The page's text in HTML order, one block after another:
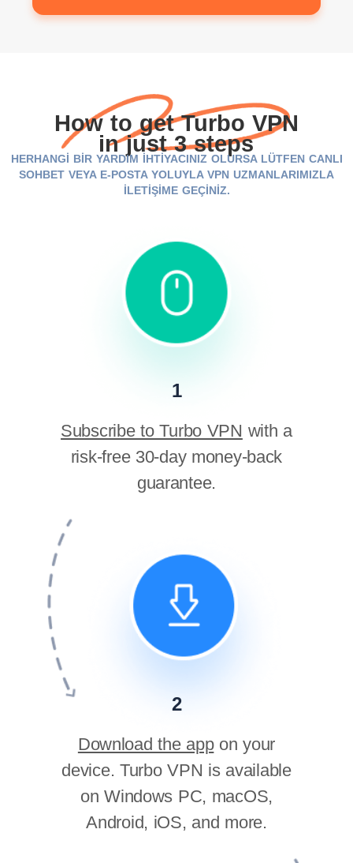
How to get Turbo VPN
in just 3 steps
HERHANGİ BİR YARDIM İHTİYACINIZ OLURSA LÜTFEN CANLI
SOHBET VEYA E-POSTA YOLUYLA VPN UZMANLARIMIZLA
İLETİŞİME GEÇİNİZ.
1
Subscribe to Turbo VPN with a
risk-free 30-day money-back
guarantee.
2
Download the appon your
device. Turbo VPN is available
on Windows PC, macOS,
Android, iOS, and more.